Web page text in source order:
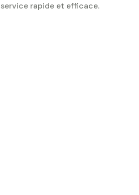
service rapide et efficace.